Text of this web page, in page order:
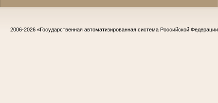
2006-2026 «Государственная автоматизированная система Российской